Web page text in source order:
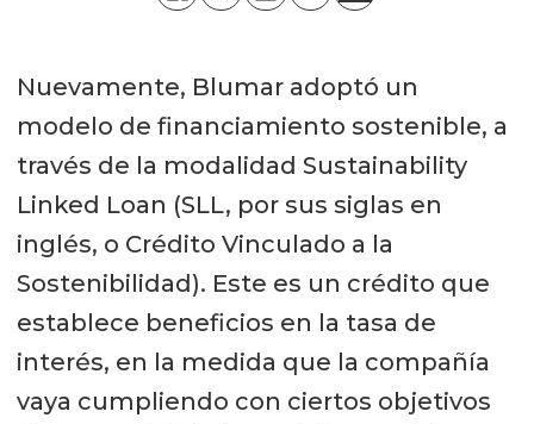
Nuevamente, Blumar adoptó un
modelo de financiamiento sostenible, a
través de la modalidad Sustainability
Linked Loan (SLL, por sus siglas en
inglés, o Crédito Vinculado a la
Sostenibilidad). Este es un crédito que
establece beneficios en la tasa de
interés, en la medida que la compañía
vaya cumpliendo con ciertos objetivos